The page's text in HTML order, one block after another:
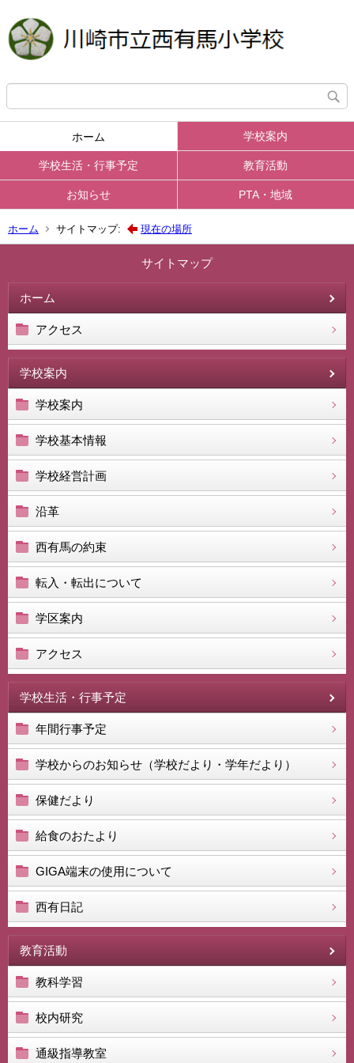
ホーム 学校案内
学校生活・行事予定 教育活動
お知らせ PTA・地域
ホーム サイトマップ: 現在の場所
サイトマップ
ホーム
アクセス
学校案内
学校案内
学校基本情報
学校経営計画
沿革
西有馬の約束
転入・転出について
学区案内
アクセス
学校生活・行事予定
年間行事予定
学校からのお知らせ（学校だより・学年だより）
保健だより
給食のおたより
GIGA端末の使用について
西有日記
教育活動
教科学習
校内研究
通級指導教室